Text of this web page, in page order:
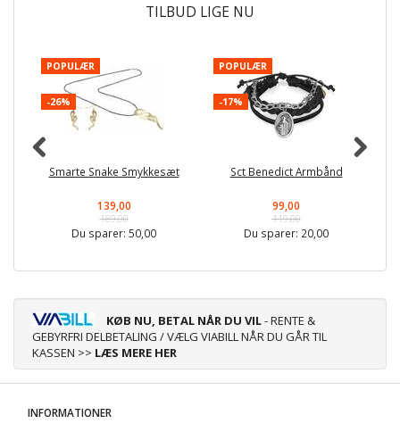
TILBUD LIGE NU
POPULÆR
-26%
Smarte Snake Smykkesæt
139,00
189,00
Du sparer: 50,00
POPULÆR
-17%
Sct Benedict Armbånd
99,00
119,00
Du sparer: 20,00
KØB NU, BETAL NÅR DU VIL- RENTE &
GEBYRFRI DELBETALING / VÆLG VIABILL NÅR DU GÅR TIL
KASSEN >> LÆS MERE HER
INFORMATIONER